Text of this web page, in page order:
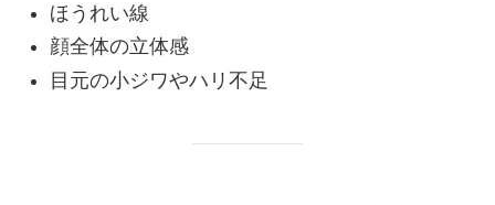
ほうれい線
顔全体の立体感
目元の小ジワやハリ不足